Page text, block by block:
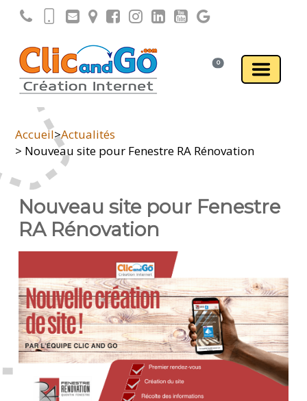
0
Accueil>Actualités
> Nouveau site pour Fenestre RA Rénovation
Nouveau site pour Fenestre
RA Rénovation